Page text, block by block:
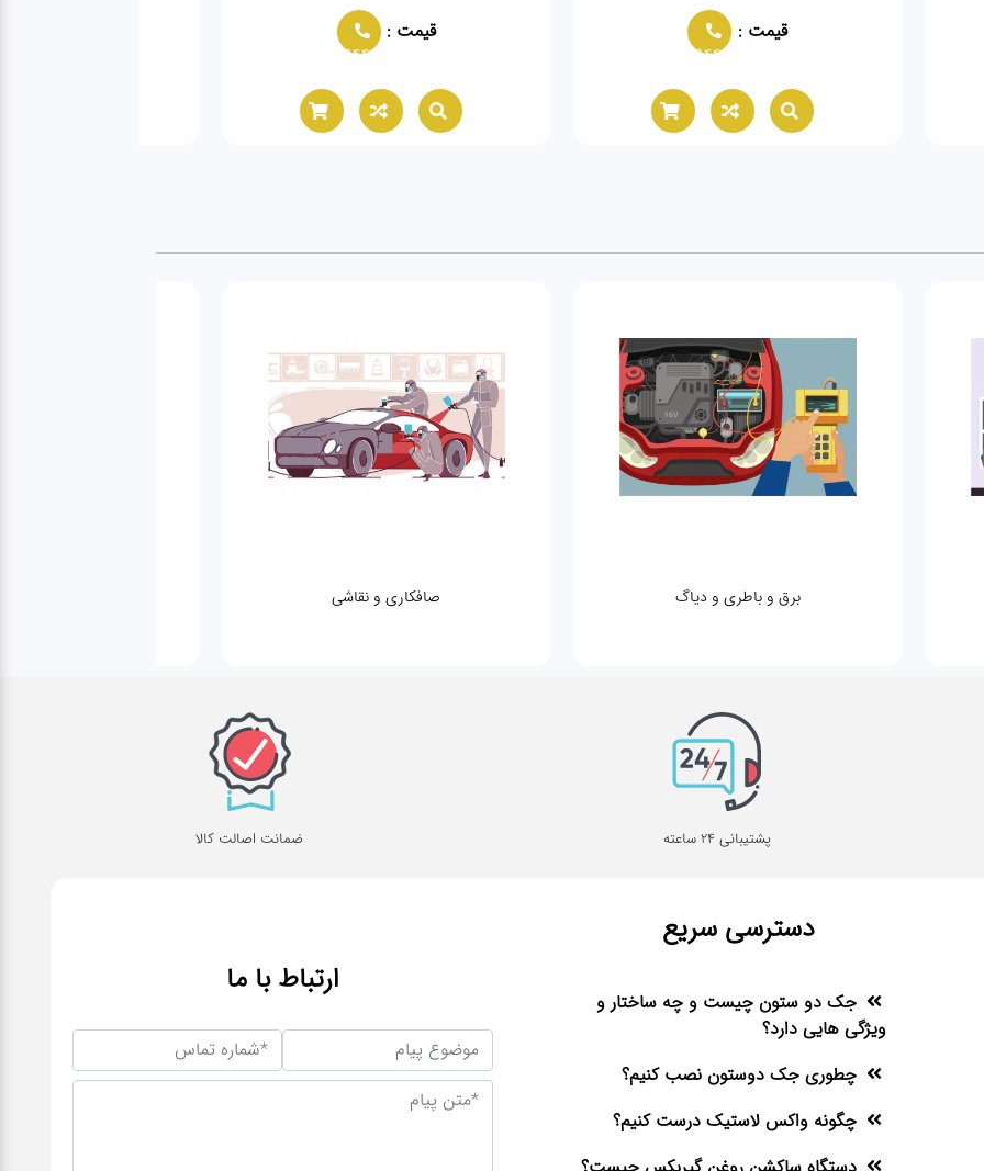
قیمت :
02166021944
قیمت :
02166021944
برق و باطری و دیاگ صافکاری و نقاشی
پشتیبانی 24 ساعته ضمانت اصالت کالا
دسترسی سریع
جک دو ستون چیست و چه ساختار و
ویژگی هایی دارد؟
چطوری جک دوستون نصب کنیم؟
چگونه واکس لاستیک درست کنیم؟
ارتباط با ما